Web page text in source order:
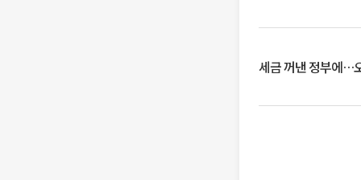
세금 꺼낸 정부에…